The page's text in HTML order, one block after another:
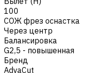
100
СОЖ фрез оснастка
Через центр
Балансировка
G2,5 - повышенная
Бренд
AdvaCut